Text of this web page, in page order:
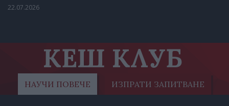
22.07.2026
КЕШ КЛУБ
НАУЧИ ПОВЕЧЕ ИЗПРАТИ ЗАПИТВАНЕ